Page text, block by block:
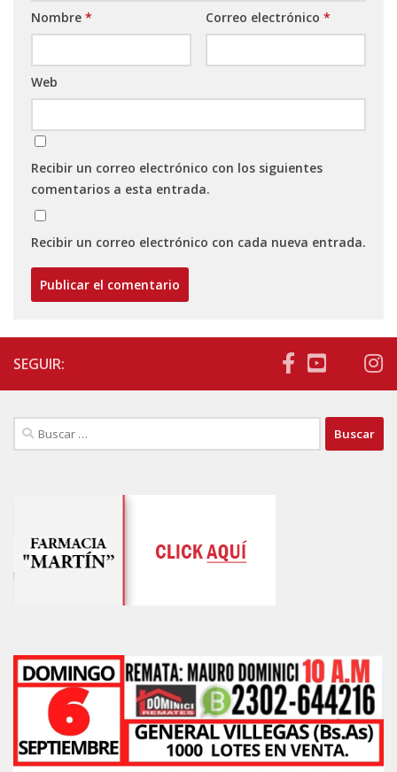
Nombre * Correo electrónico *
Web
Recibir un correo electrónico con los siguientes
comentarios a esta entrada.
Recibir un correo electrónico con cada nueva entrada.
SEGUIR:
Buscar: